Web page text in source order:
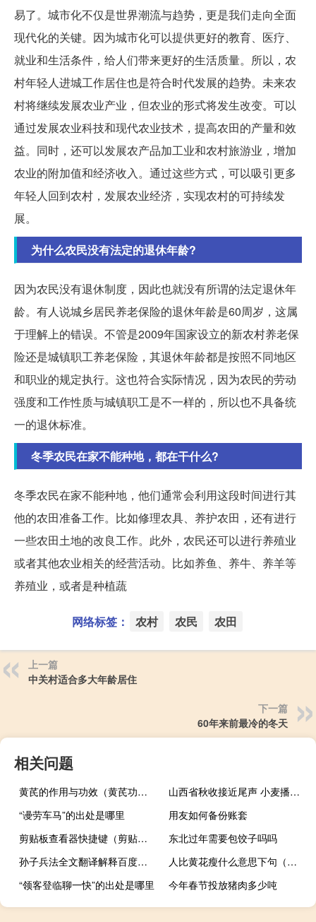
易了。城市化不仅是世界潮流与趋势，更是我们走向全面
现代化的关键。因为城市化可以提供更好的教育、医疗、
就业和生活条件，给人们带来更好的生活质量。所以，农
村年轻人进城工作居住也是符合时代发展的趋势。未来农
村将继续发展农业产业，但农业的形式将发生改变。可以
通过发展农业科技和现代农业技术，提高农田的产量和效
益。同时，还可以发展农产品加工业和农村旅游业，增加
农业的附加值和经济收入。通过这些方式，可以吸引更多
年轻人回到农村，发展农业经济，实现农村的可持续发
展。
为什么农民没有法定的退休年龄?
因为农民没有退休制度，因此也就没有所谓的法定退休年
龄。有人说城乡居民养老保险的退休年龄是60周岁，这属
于理解上的错误。不管是2009年国家设立的新农村养老保
险还是城镇职工养老保险，其退休年龄都是按照不同地区
和职业的规定执行。这也符合实际情况，因为农民的劳动
强度和工作性质与城镇职工是不一样的，所以也不具备统
一的退休标准。
冬季农民在家不能种地，都在干什么?
冬季农民在家不能种地，他们通常会利用这段时间进行其
他的农田准备工作。比如修理农具、养护农田，还有进行
一些农田土地的改良工作。此外，农民还可以进行养殖业
或者其他农业相关的经营活动。比如养鱼、养牛、养羊等
养殖业，或者是种植蔬
网络标签： 农村 农民 农田
上一篇
中关村适合多大年龄居住
下一篇
60年来前最冷的冬天
相关问题
黄芪的作用与功效（黄芪功效与作用）
山西省秋收接近尾声 小麦播种面积754.5万亩
“谩劳车马”的出处是哪里
用友如何备份账套
剪贴板查看器快捷键（剪贴板查看器）
东北过年需要包饺子吗吗
孙子兵法全文翻译解释百度云（孙子兵法全文翻译）
人比黄花瘦什么意思下句（人比黄花瘦什么意思）
“领客登临聊一快”的出处是哪里
今年春节投放猪肉多少吨